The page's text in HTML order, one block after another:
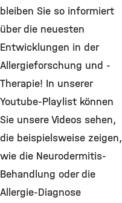
bleiben Sie so informiert
über die neuesten
Entwicklungen in der
Allergieforschung und -
Therapie! In unserer
Youtube-Playlist können
Sie unsere Videos sehen,
die beispielsweise zeigen,
wie die Neurodermitis-
Behandlung oder die
Allergie-Diagnose